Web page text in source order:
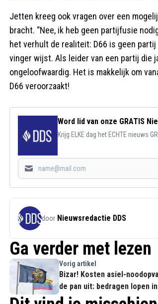
Jetten kreeg ook vragen over een
bracht. “Nee, ik heb geen partijfusie
het verhult de realiteit: D66 is geen
vinger wijst. Als leider van een partij die
ongeloofwaardig. Het is makkelijk om
D66 veroorzaakt!
Word lid van onze GRATIS
Krijg ELKE dag het ECHTE nieuws
door Nieuwsredactie DDS
Ga verder met lezen
Vorig artikel
Bizar! Kosten asiel-
de pan uit: bedragen lopen